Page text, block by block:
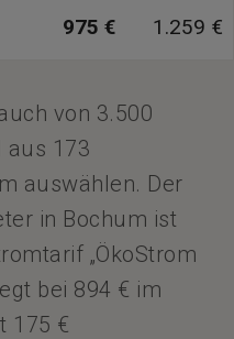
975 € 1.259 €
von 3.500
aus 173
auswählen. Der
in Bochum ist
„ÖkoStrom
bei 894 € im
175 €